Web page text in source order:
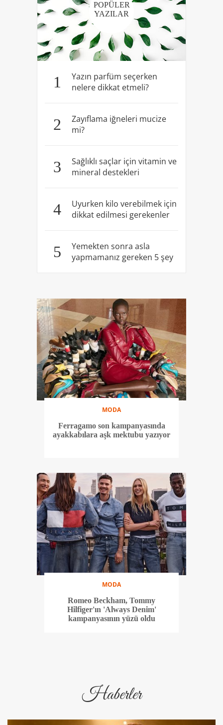
POPÜLER
YAZILAR
1
Yazın parfüm seçerken
nelere dikkat etmeli?
2
Zayıflama iğneleri mucize
mi?
3
Sağlıklı saçlar için vitamin ve
mineral destekleri
4
Uyurken kilo verebilmek için
dikkat edilmesi gerekenler
5
Yemekten sonra asla
yapmamanız gereken 5 şey
MODA
Ferragamo son kampanyasında
ayakkabılara aşk mektubu yazıyor
MODA
Romeo Beckham, Tommy
Hilfiger'ın 'Always Denim'
kampanyasının yüzü oldu
Haberler